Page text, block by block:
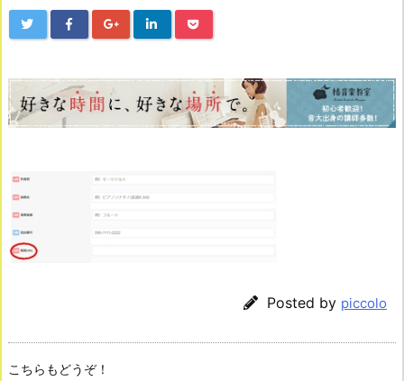
Posted by piccolo
こちらもどうぞ！